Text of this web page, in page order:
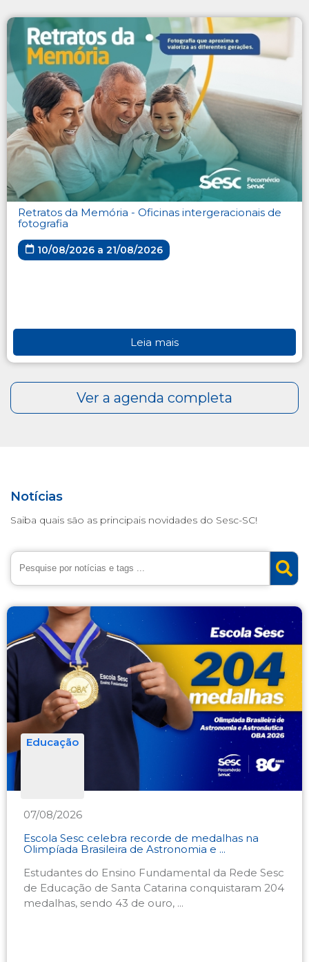
Retratos da Memória - Oficinas intergeracionais de
fotografia
10/08/2026 a 21/08/2026
Leia mais
Notícias
Saiba quais são as principais novidades do Sesc-SC!
Educação
07/08/2026
Escola Sesc celebra recorde de medalhas na
Olimpíada Brasileira de Astronomia e ...
Estudantes do Ensino Fundamental da Rede Sesc
de Educação de Santa Catarina conquistaram 204
medalhas, sendo 43 de ouro, ...